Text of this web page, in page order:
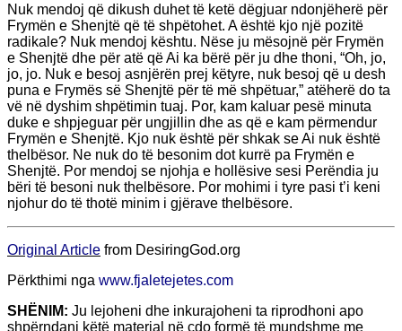
Nuk mendoj që dikush duhet të ketë dëgjuar ndonjëherë për
Frymën e Shenjtë që të shpëtohet. A është kjo një pozitë
radikale? Nuk mendoj kështu. Nëse ju mësojnë për Frymën
e Shenjtë dhe për atë që Ai ka bërë për ju dhe thoni, “Oh, jo,
jo, jo. Nuk e besoj asnjërën prej këtyre, nuk besoj që u desh
puna e Frymës së Shenjtë për të më shpëtuar,” atëherë do ta
vë në dyshim shpëtimin tuaj. Por, kam kaluar pesë minuta
duke e shpjeguar për ungjillin dhe as që e kam përmendur
Frymën e Shenjtë. Kjo nuk është për shkak se Ai nuk është
thelbësor. Ne nuk do të besonim dot kurrë pa Frymën e
Shenjtë. Por mendoj se njohja e hollësive sesi Perëndia ju
bëri të besoni nuk thelbësore. Por mohimi i tyre pasi t’i keni
njohur do të thotë minim i gjërave thelbësore.
Original Article from DesiringGod.org
Përkthimi nga www.fjaletejetes.com
SHËNIM: Ju lejoheni dhe inkurajoheni ta riprodhoni apo
shpërndani këtë material në çdo formë të mundshme me